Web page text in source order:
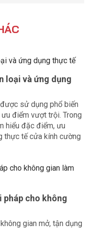
loại và ứng dụng
sử dụng phổ biến
điểm vượt trội. Trong
hiểu đặc điểm, ưu
thực tế cửa kính cường
pháp cho không
gian mở, tận dụng